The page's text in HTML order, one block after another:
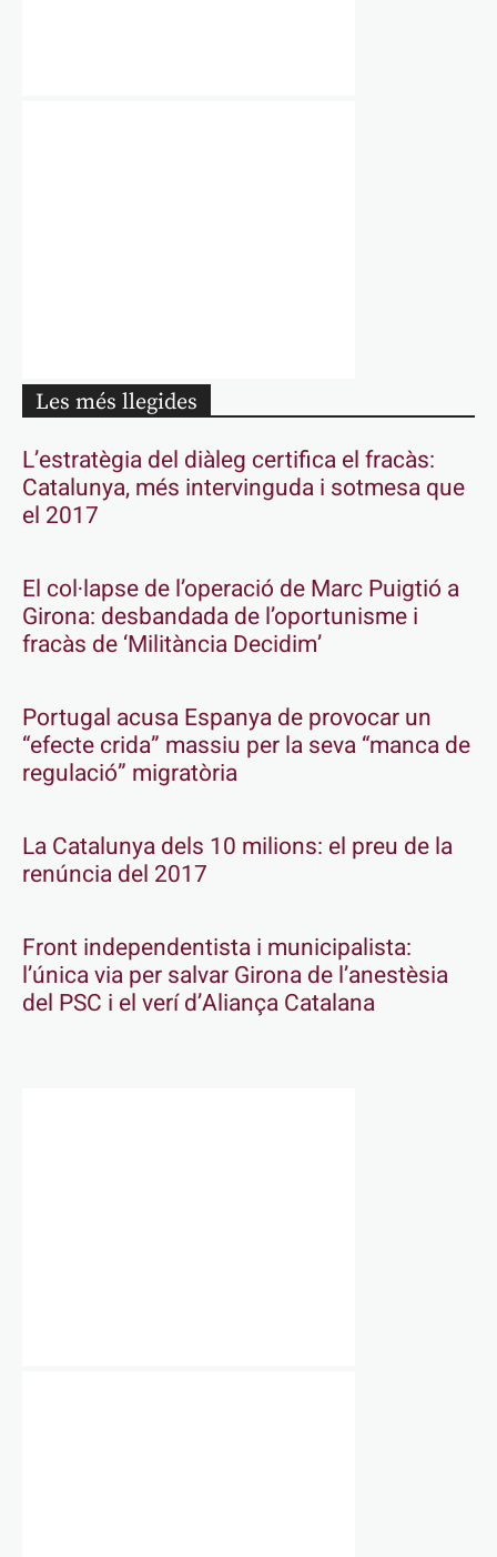
Les més llegides
L’estratègia del diàleg certifica el fracàs:
Catalunya, més intervinguda i sotmesa que
el 2017
El col·lapse de l’operació de Marc Puigtió a
Girona: desbandada de l’oportunisme i
fracàs de ‘Militància Decidim’
Portugal acusa Espanya de provocar un
“efecte crida” massiu per la seva “manca de
regulació” migratòria
La Catalunya dels 10 milions: el preu de la
renúncia del 2017
Front independentista i municipalista:
l’única via per salvar Girona de l’anestèsia
del PSC i el verí d’Aliança Catalana